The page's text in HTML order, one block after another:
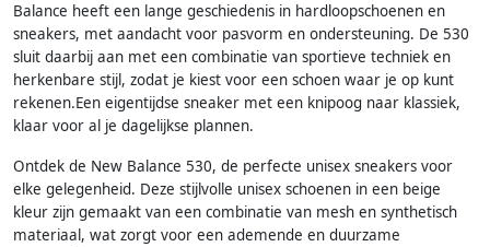
Balance heeft een lange geschiedenis in hardloopschoenen en
sneakers, met aandacht voor pasvorm en ondersteuning. De 530
sluit daarbij aan met een combinatie van sportieve techniek en
herkenbare stijl, zodat je kiest voor een schoen waar je op kunt
rekenen.Een eigentijdse sneaker met een knipoog naar klassiek,
klaar voor al je dagelijkse plannen.
Ontdek de New Balance 530, de perfecte unisex sneakers voor
elke gelegenheid. Deze stijlvolle unisex schoenen in een beige
kleur zijn gemaakt van een combinatie van mesh en synthetisch
materiaal, wat zorgt voor een ademende en duurzame